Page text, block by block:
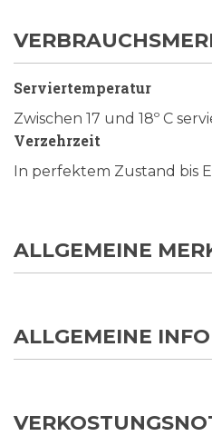
Serviertemperatur
Zwischen 17 und 18º C
Verzehrzeit
In perfektem Zustand bis
ALLGEMEINE
ALLGEMEINE